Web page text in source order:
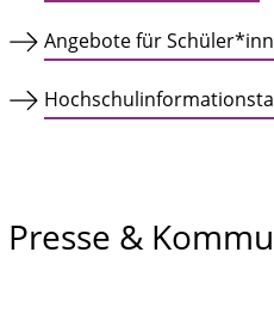
Angebote für
Presse &